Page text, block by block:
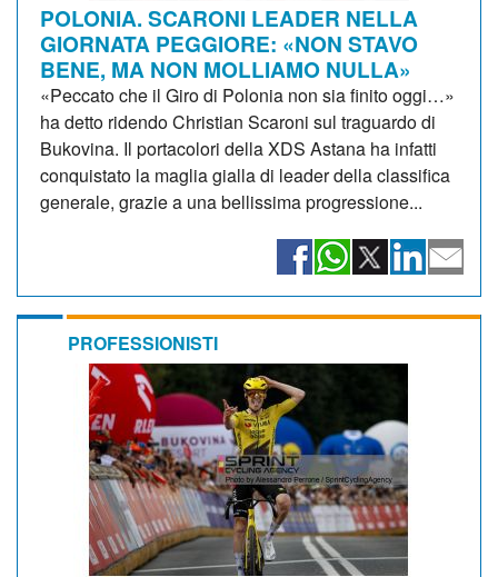
POLONIA. SCARONI LEADER NELLA
GIORNATA PEGGIORE: «NON STAVO
BENE, MA NON MOLLIAMO NULLA»
«Peccato che il Giro di Polonia non sia finito oggi…»
ha detto ridendo Christian Scaroni sul traguardo di
Bukovina. Il portacolori della XDS Astana ha infatti
conquistato la maglia gialla di leader della classifica
generale, grazie a una bellissima progressione...
PROFESSIONISTI